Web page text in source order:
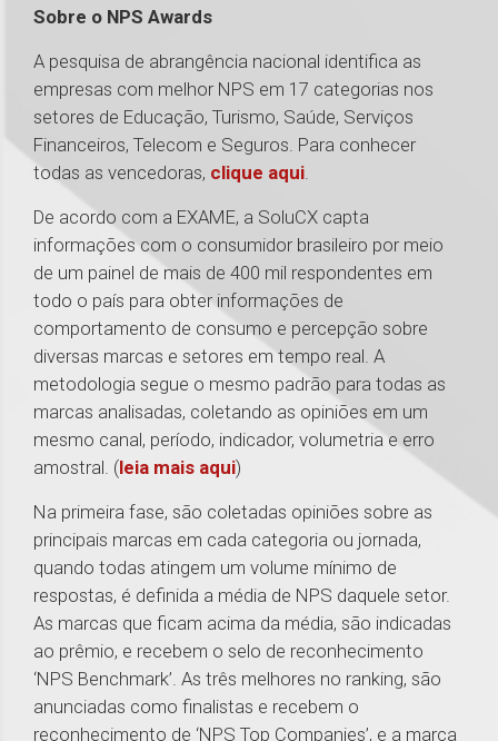
Sobre o NPS Awards
A pesquisa de abrangência nacional identifica as
empresas com melhor NPS em 17 categorias nos
setores de Educação, Turismo, Saúde, Serviços
Financeiros, Telecom e Seguros. Para conhecer
todas as vencedoras, clique aqui.
De acordo com a EXAME, a SoluCX capta
informações com o consumidor brasileiro por meio
de um painel de mais de 400 mil respondentes em
todo o país para obter informações de
comportamento de consumo e percepção sobre
diversas marcas e setores em tempo real. A
metodologia segue o mesmo padrão para todas as
marcas analisadas, coletando as opiniões em um
mesmo canal, período, indicador, volumetria e erro
amostral. (leia mais aqui)
Na primeira fase, são coletadas opiniões sobre as
principais marcas em cada categoria ou jornada,
quando todas atingem um volume mínimo de
respostas, é definida a média de NPS daquele setor.
As marcas que ficam acima da média, são indicadas
ao prêmio, e recebem o selo de reconhecimento
‘NPS Benchmark’. As três melhores no ranking, são
anunciadas como finalistas e recebem o
reconhecimento de ‘NPS Top Companies’, e a marca